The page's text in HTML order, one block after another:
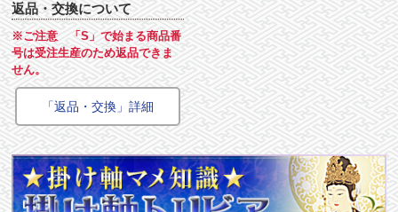
返品・交換について
※ご注意 「S」で始まる商品番
号は受注生産のため返品できま
せん。
「返品・交換」詳細